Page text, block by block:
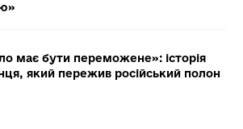
має бути переможене»: історія
який пережив російський полон